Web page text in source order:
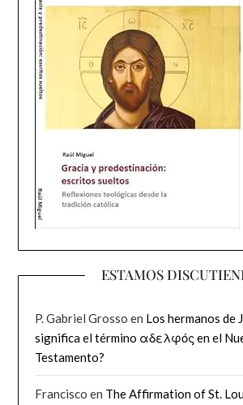
ESTAMOS
P. Gabriel Grosso en Los hermanos de
significa el término αδελφός en el
Testamento?
Francisco en The Affirmation of St.